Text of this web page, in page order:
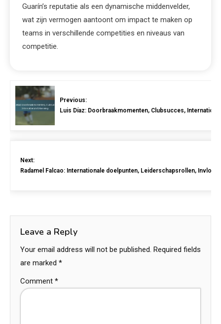
Guarín’s reputatie als een dynamische middenvelder,
wat zijn vermogen aantoont om impact te maken op
teams in verschillende competities en niveaus van
competitie.
Previous:
Luis Díaz: Doorbraakmomenten, Clubsucces,
Next:
Radamel Falcao: Internationale doelpunten, Leiderschapsrollen, Invloed
Leave a Reply
Your email address will not be published. Required fields
are marked *
Comment *